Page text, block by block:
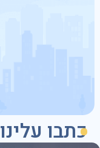
כתבו עלינו